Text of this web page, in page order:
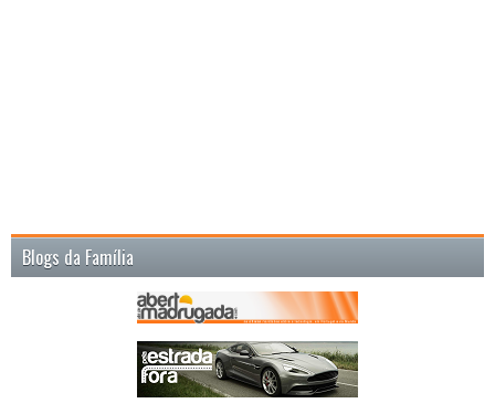
Blogs da Família